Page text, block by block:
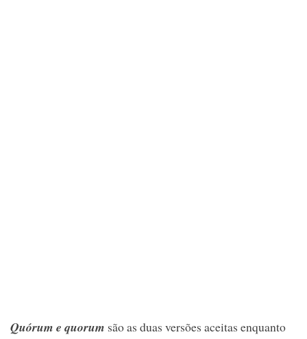
Quórum e quorum são as duas versões aceitas enquanto